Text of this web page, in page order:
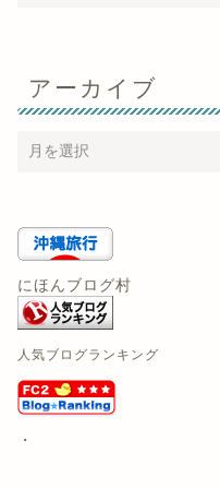
アーカイブ
にほんブログ村
人気ブログランキング
・